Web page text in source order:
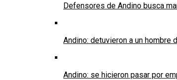
Defensores de Andino busca
Andino: detuvieron a un hombre
Andino: se hicieron pasar por